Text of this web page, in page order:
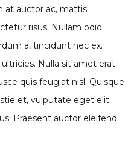
at auctor ac, mattis
risus. Nullam odio
a, tincidunt nec ex.
Nulla sit amet erat
quis feugiat nisl. Quisque
et, vulputate eget elit.
Praesent auctor eleifend